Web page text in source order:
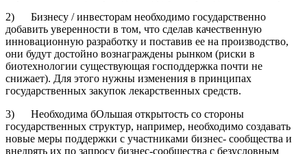
2) Бизнесу / инвесторам необходимо государственно
добавить уверенности в том, что сделав качественную
инновационную разработку и поставив ее на производство,
они будут достойно вознаграждены рынком (риски в
биотехнологии существующая господдержка почти не
снижает). Для этого нужны изменения в принципах
государственных закупок лекарственных средств.
3) Необходима бОльшая открытость со стороны
государственных структур, например, необходимо создавать
новые меры поддержки с участниками бизнес- сообщества и
внедрять их по запросу бизнес-сообщества с безусловным